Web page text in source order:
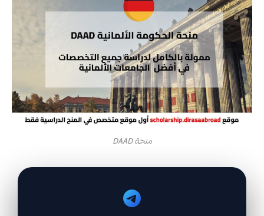
منحة DAAD